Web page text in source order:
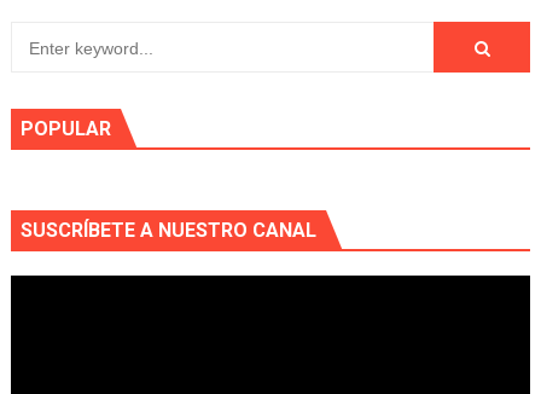
POPULAR
SUSCRÍBETE A NUESTRO CANAL